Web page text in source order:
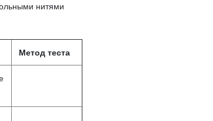
нитями
Метод теста